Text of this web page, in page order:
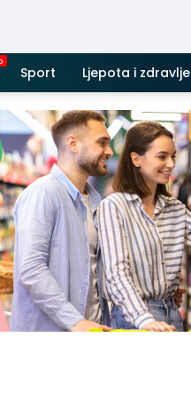
Sport Ljepota i zdravlje